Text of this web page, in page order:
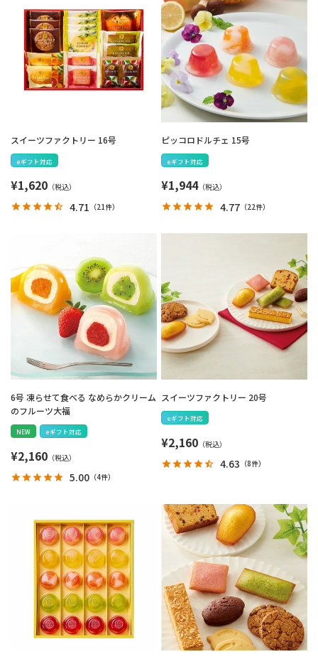
スイーツファクトリー 16号
eギフト対応
¥1,620
4.71 （21件）
ピッコロドルチェ 15号
eギフト対応
¥1,944
4.77 （22件）
6号 凍らせて食べる なめらかクリーム
のフルーツ大福
NEW eギフト対応
¥2,160
5.00 （4件）
スイーツファクトリー 20号
eギフト対応
¥2,160
4.63 （8件）